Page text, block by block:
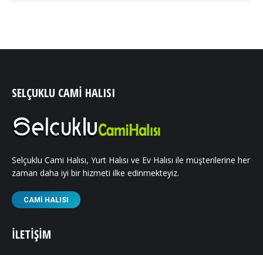
SELÇUKLU CAMI HALISI
Selçuklu Cami Halısı, Yurt Halısı ve Ev Halısı ile müşterilerine her
zaman daha iyi bir hizmeti ilke edinmekteyiz.
CAMI HALISI
İLETIŞIM